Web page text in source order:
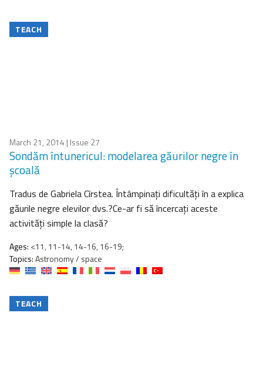
TEACH
March 21, 2014 | Issue 27
Sondăm întunericul: modelarea găurilor negre în
şcoală
Tradus de Gabriela Cîrstea. Întâmpinaţi dificultăţi în a explica
găurile negre elevilor dvs.?Ce-ar fi să încercaţi aceste
activităţi simple la clasă?
Ages: <11, 11-14, 14-16, 16-19;
Topics:Astronomy / space
TEACH